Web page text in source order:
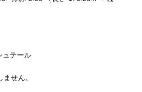
ュテール
せん。